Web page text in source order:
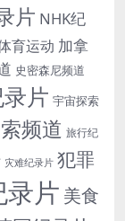
片 NHK纪
育运动 加拿
史密森尼频道
片 宇宙探索
频道 旅行纪
灾难纪录片 犯罪
录片 美食